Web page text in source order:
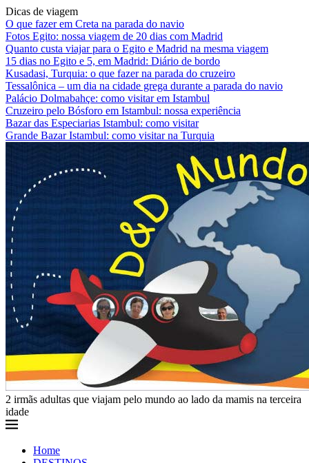
Dicas de viagem
O que fazer em Creta na parada do navio
Fotos Egito: nossa viagem de 20 dias com Madrid
Quanto custa viajar para o Egito e Madrid na mesma viagem
15 dias no Egito e 5, em Madrid: Diário de bordo
Kusadasi, Turquia: o que fazer na parada do cruzeiro
Tessalônica – um dia na cidade grega durante a parada do navio
Palácio Dolmabahçe: como visitar em Istambul
Cruzeiro pelo Bósforo em Istambul: nossa experiência
Bazar das Especiarias Istambul: como visitar
Grande Bazar Istambul: como visitar na Turquia
2 irmãs adultas que viajam pelo mundo ao lado da mamis na terceira
idade
Home